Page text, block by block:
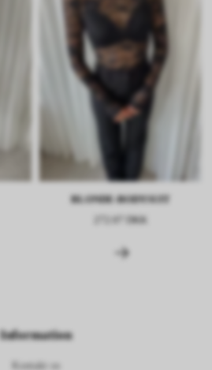
BLONDE-BODYSUIT
272.07 DKK
Information
Kontakt os